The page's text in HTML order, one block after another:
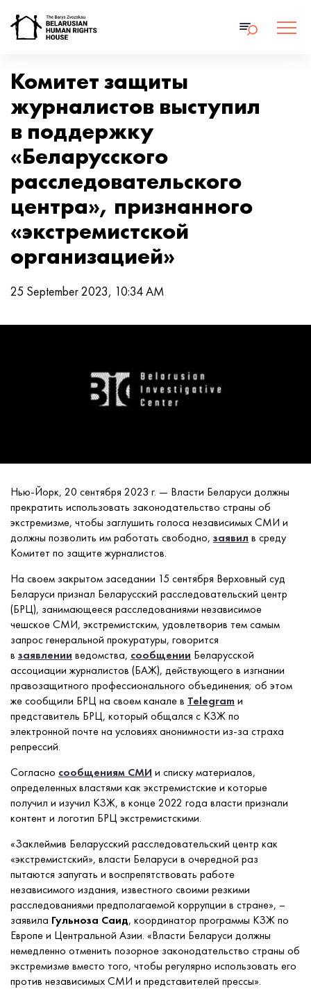
Комитет защиты
журналистов выступил
в поддержку
«Беларусского
расследовательского
центра», признанного
«экстремистской
организацией»
25 September 2023, 10:34 AM
Нью-Йорк, 20 сентября 2023 г. — Власти Беларуси должны
прекратить использовать законодательство страны об
экстремизме, чтобы заглушить голоса независимых СМИ и
должны позволить им работать свободно, заявил в среду
Комитет по защите журналистов.
На своем закрытом заседании 15 сентября Верховный суд
Беларуси признал Беларусский расследовательский центр
(БРЦ), занимающееся расследованиями независимое
чешское СМИ, экстремистским, удовлетворив тем самым
запрос генеральной прокуратуры, говорится
в заявлении ведомства, сообщении Беларусской
ассоциации журналистов (БАЖ), действующего в изгнании
правозащитного профессионального объединения; об этом
же сообщили БРЦ на своем канале в Telegram и
представитель БРЦ, который общался с КЗЖ по
электронной почте на условиях анонимности из-за страха
репрессий.
Согласно сообщениям СМИ и списку материалов,
определенных властями как экстремистские и которые
получил и изучил КЗЖ, в конце 2022 года власти признали
контент и логотип БРЦ экстремистскими.
«Заклеймив Беларусский расследовательский центр как
«экстремистский», власти Беларуси в очередной раз
пытаются запугать и воспрепятствовать работе
независимого издания, известного своими резкими
расследованиями предполагаемой коррупции в стране», –
заявила Гульноза Саид, координатор программы КЗЖ по
Европе и Центральной Азии. «Власти Беларуси должны
немедленно отменить позорное законодательство страны об
экстремизме вместо того, чтобы регулярно использовать его
против независимых СМИ и представителей прессы».